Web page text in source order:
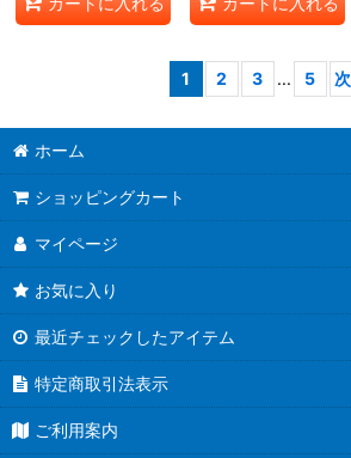
1 2 3 ... 5 次
ホーム
ショッピングカート
マイページ
お気に入り
最近チェックしたアイテム
特定商取引法表示
ご利用案内